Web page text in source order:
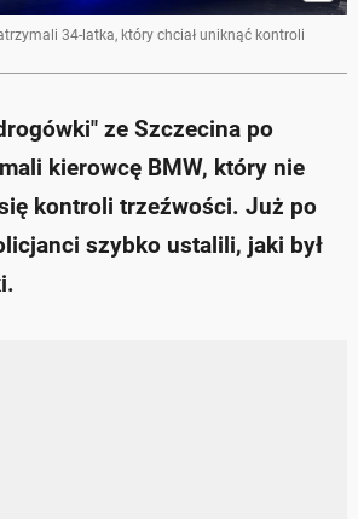
34-latka, który chciał uniknąć kontroli
ze Szczecina po
kierowcę BMW, który nie
kontroli trzeźwości. Już po
szybko ustalili, jaki był